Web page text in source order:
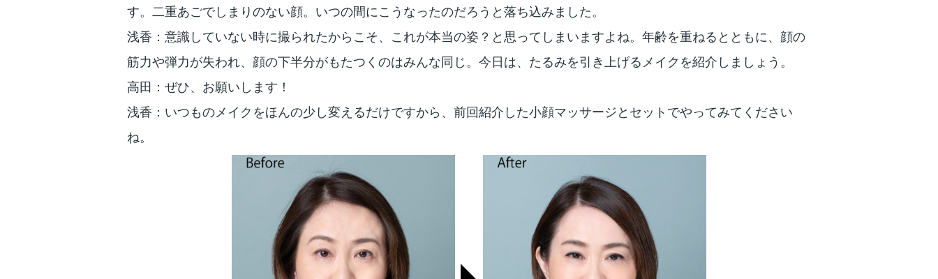
す。二重あごでしまりのない顔。いつの間にこうなったのだろうと落ち込みました。
浅香：意識していない時に撮られたからこそ、これが本当の姿？と思ってしまいますよね。年齢を重ねるとともに、顔の
筋力や弾力が失われ、顔の下半分がもたつくのはみんな同じ。今日は、たるみを引き上げるメイクを紹介しましょう。
高田：ぜひ、お願いします！
浅香：いつものメイクをほんの少し変えるだけですから、前回紹介した小顔マッサージとセットでやってみてください
ね。